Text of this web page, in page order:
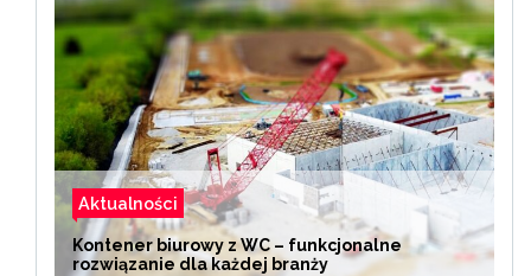
Aktualności
Kontener biurowy z WC – funkcjonalne
rozwiązanie dla każdej branży